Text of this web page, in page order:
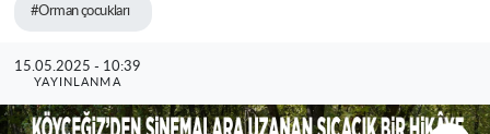
#Orman çocukları
15.05.2025 - 10:39
YAYINLANMA